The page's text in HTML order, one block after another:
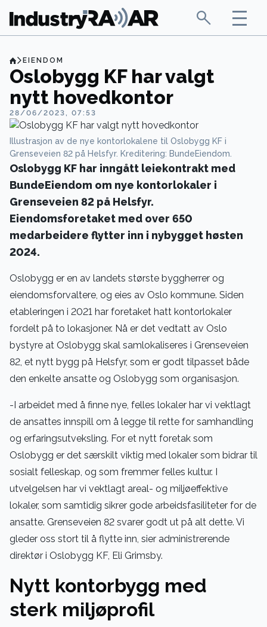
EIENDOM
Oslobygg KF har valgt
nytt hovedkontor
28/06/2023, 07:53
Illustrasjon av de nye kontorlokalene til Oslobygg KF i
Grenseveien 82 på Helsfyr. Kreditering: BundeEiendom.
Oslobygg KF har inngått leiekontrakt med
BundeEiendom om nye kontorlokaler i
Grenseveien 82 på Helsfyr.
Eiendomsforetaket med over 650
medarbeidere flytter inn i nybygget høsten
2024.
Oslobygg er en av landets største byggherrer og
eiendomsforvaltere, og eies av Oslo kommune. Siden
etableringen i 2021 har foretaket hatt kontorlokaler
fordelt på to lokasjoner. Nå er det vedtatt av Oslo
bystyre at Oslobygg skal samlokaliseres i Grenseveien
82, et nytt bygg på Helsfyr, som er godt tilpasset både
den enkelte ansatte og Oslobygg som organisasjon.
-I arbeidet med å finne nye, felles lokaler har vi vektlagt
de ansattes innspill om å legge til rette for samhandling
og erfaringsutveksling. For et nytt foretak som
Oslobygg er det særskilt viktig med lokaler som bidrar til
sosialt felleskap, og som fremmer felles kultur. I
utvelgelsen har vi vektlagt areal- og miljøeffektive
lokaler, som samtidig sikrer gode arbeidsfasiliteter for de
ansatte. Grenseveien 82 svarer godt ut på alt dette. Vi
gleder oss stort til å flytte inn, sier administrerende
direktør i Oslobygg KF, Eli Grimsby.
Nytt kontorbygg med
sterk miljøprofil